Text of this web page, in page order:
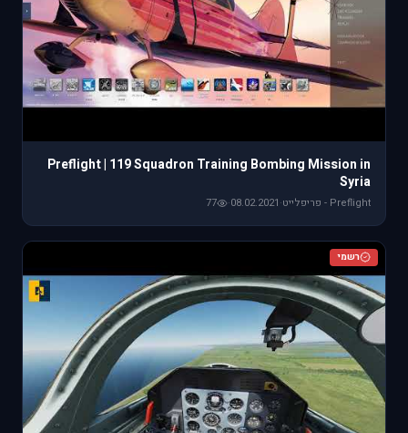
Preflight | 119 Squadron Training Bombing Mission in
Syria
Preflight - פריפלייט ·
08.02.2021
·
77
רשמי